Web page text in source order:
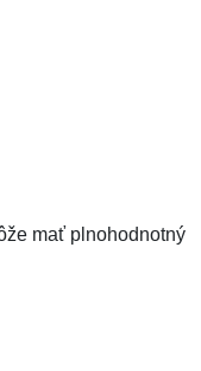
mať plnohodnotný